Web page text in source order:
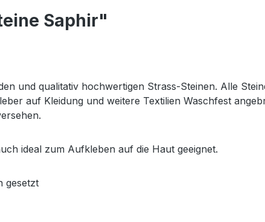
Saphir"
und qualitativ hochwertigen Strass-Steinen. Alle
auf Kleidung und weitere Textilien Waschfest
ideal zum Aufkleben auf die Haut geeignet.
gesetzt